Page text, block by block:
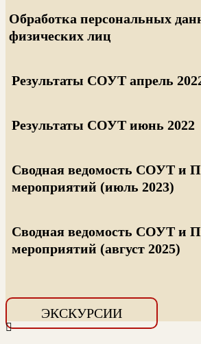
Обработка персональных
физических лиц
Результаты СОУТ апрель
Результаты СОУТ июнь 2022
Сводная ведомость СОУТ и
мероприятий (июль 2023)
Сводная ведомость СОУТ и
мероприятий (август 2025)
ЭКСКУРСИИ